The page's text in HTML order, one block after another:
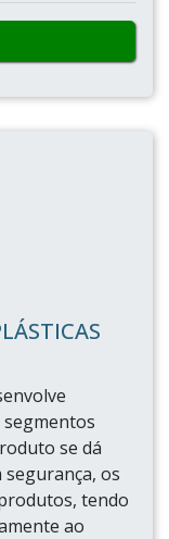
se dá
segurança, os
tendo
ao